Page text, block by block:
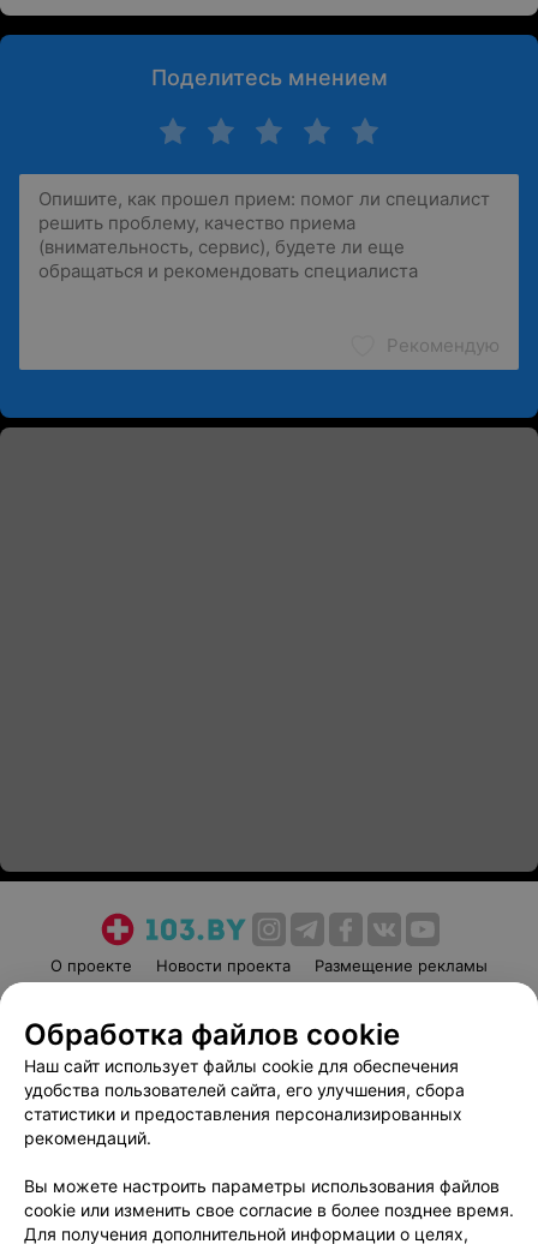
Поделитесь мнением
Рекомендую
О проекте Новости проекта
Размещение рекламы
Пользовательское соглашение
Способы оплаты
Вакансии
Партнеры
Написать руководителю 103.by
Обработка персональных данных
Обработка файлов cookie
Наш сайт использует файлы cookie для обеспечения
удобства пользователей сайта, его улучшения, сбора
статистики и предоставления персонализированных
рекомендаций.
Вы можете настроить параметры использования файлов
cookie или изменить свое согласие в более позднее время.
Для получения дополнительной информации о целях,